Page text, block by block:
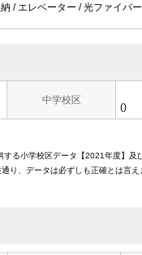
/ エレベーター / 光ファイ
中学校区
()
る小学校区データ【2021年度】
、データは必ずしも正確とは言